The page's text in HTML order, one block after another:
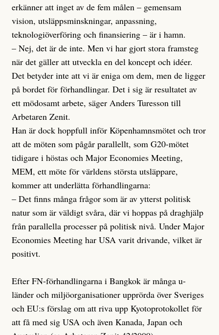
erkänner att inget av de fem målen – gemensam
vision, utsläppsminskningar, anpassning,
teknologiöverföring och finansiering – är i hamn.
– Nej, det är de inte. Men vi har gjort stora framsteg
när det gäller att utveckla en del koncept och idéer.
Det betyder inte att vi är eniga om dem, men de ligger
på bordet för förhandlingar. Det i sig är resultatet av
ett mödosamt arbete, säger Anders Turesson till
Arbetaren Zenit.
Han är dock hoppfull inför Köpenhamnsmötet och tror
att de möten som pågår parallellt, som G20-mötet
tidigare i höstas och Major Economies Meeting,
MEM, ett möte för världens största utsläppare,
kommer att underlätta förhandlingarna:
– Det finns många frågor som är av ytterst politisk
natur som är väldigt svåra, där vi hoppas på draghjälp
från parallella processer på politisk nivå. Under Major
Economies Meeting har USA varit drivande, vilket är
positivt.
Efter FN-förhandlingarna i Bangkok är många u-
länder och miljöorganisationer upprörda över Sveriges
och EU:s förslag om att riva upp Kyotoprotokollet för
att få med sig USA och även Kanada, Japan och